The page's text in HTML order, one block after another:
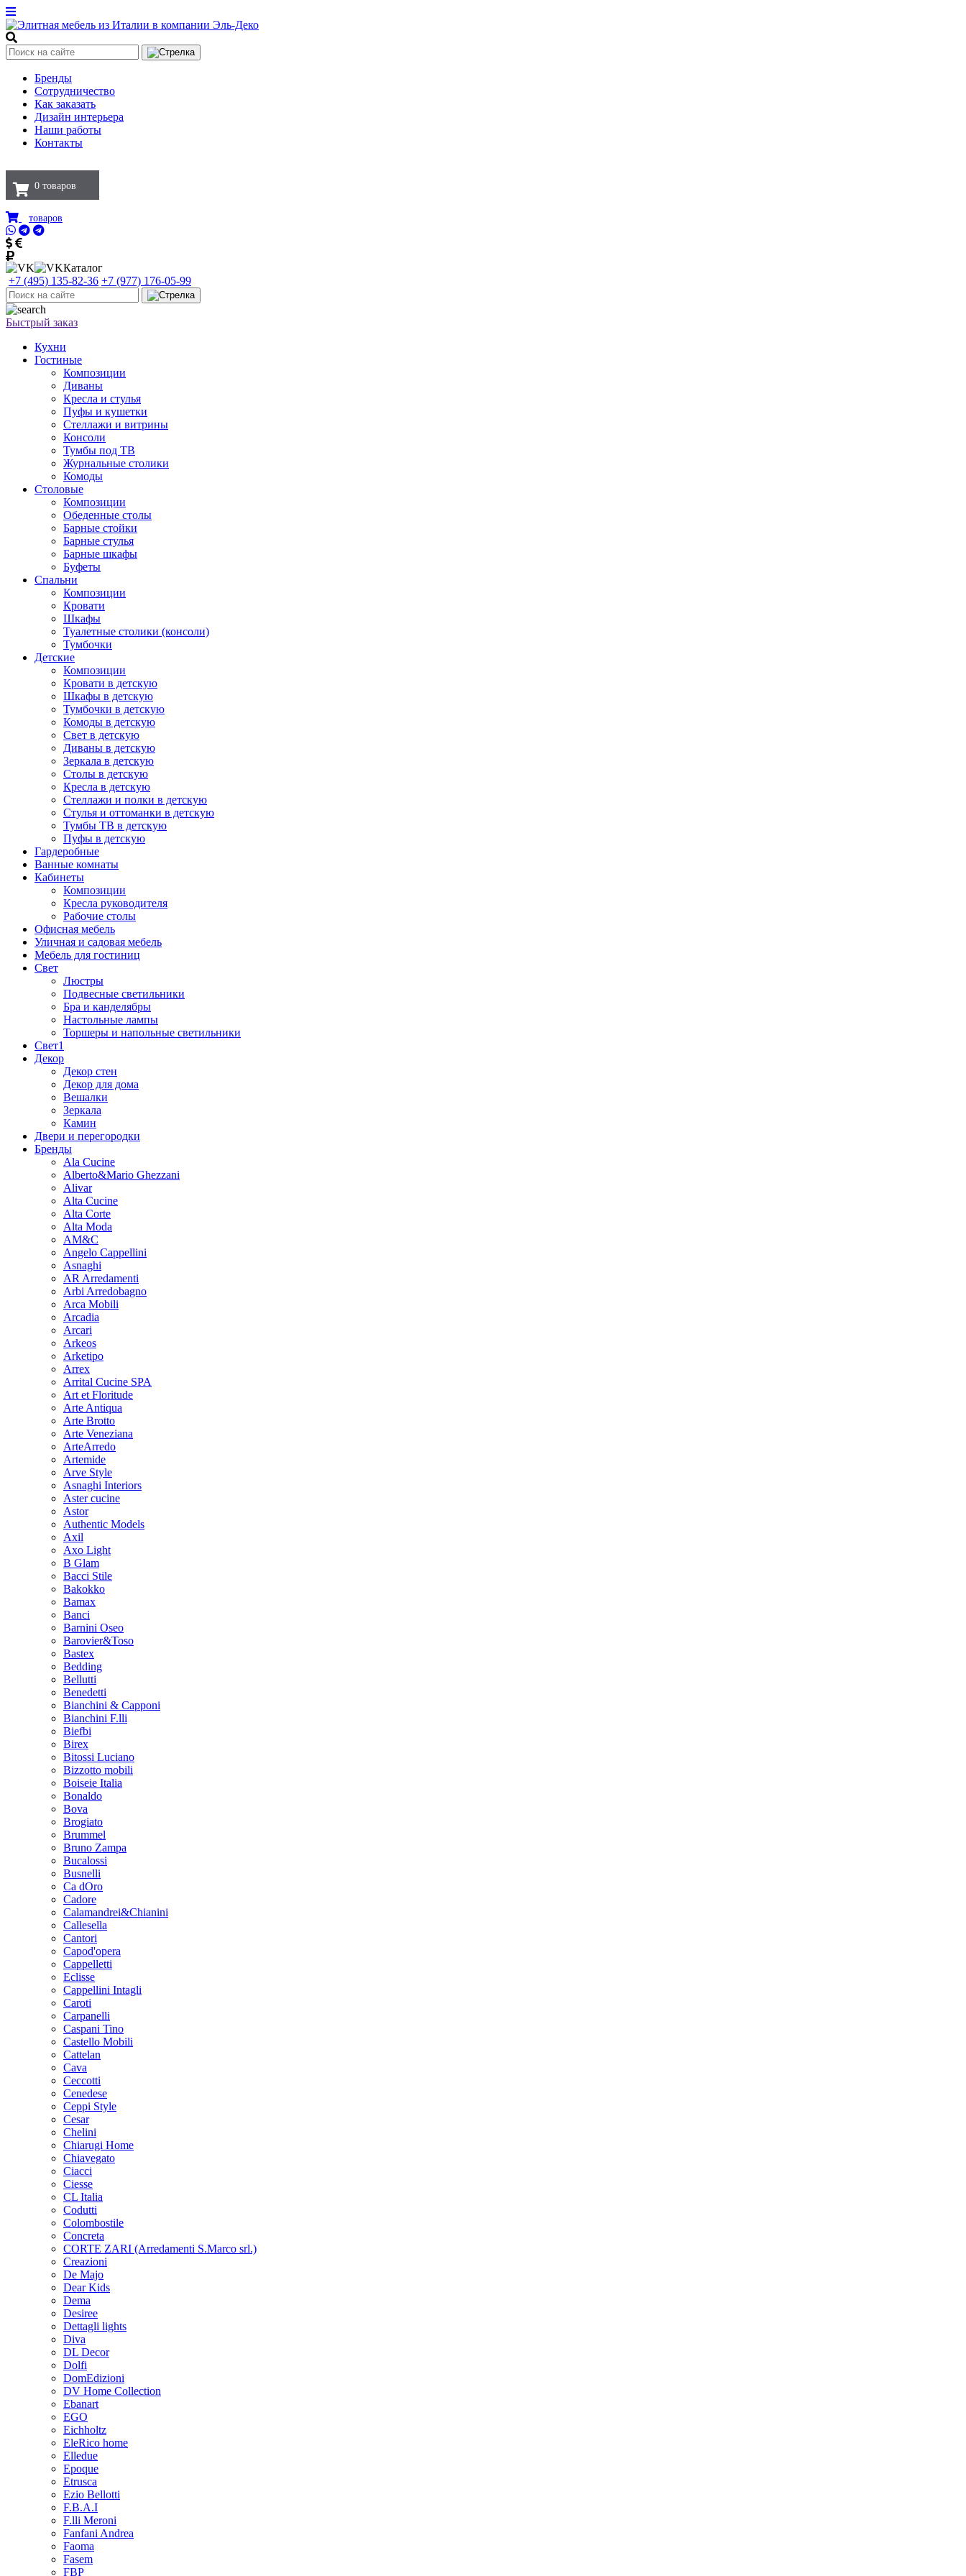
Бренды
Сотрудничество
Как заказать
Дизайн интерьера
Наши работы
Контакты
0 товаров
товаров
Каталог
+7 (495) 135-82-36 +7 (977) 176-05-99
Быстрый заказ
Кухни
Гостиные
Композиции
Диваны
Кресла и стулья
Пуфы и кушетки
Стеллажи и витрины
Консоли
Тумбы под ТВ
Журнальные столики
Комоды
Столовые
Композиции
Обеденные столы
Барные стойки
Барные стулья
Барные шкафы
Буфеты
Спальни
Композиции
Кровати
Шкафы
Туалетные столики (консоли)
Тумбочки
Детские
Композиции
Кровати в детскую
Шкафы в детскую
Тумбочки в детскую
Комоды в детскую
Свет в детскую
Диваны в детскую
Зеркала в детскую
Столы в детскую
Кресла в детскую
Стеллажи и полки в детскую
Стулья и оттоманки в детскую
Тумбы ТВ в детскую
Пуфы в детскую
Гардеробные
Ванные комнаты
Кабинеты
Композиции
Кресла руководителя
Рабочие столы
Офисная мебель
Уличная и садовая мебель
Мебель для гостиниц
Свет
Люстры
Подвесные светильники
Бра и канделябры
Настольные лампы
Торшеры и напольные светильники
Свет1
Декор
Декор стен
Декор для дома
Вешалки
Зеркала
Камин
Двери и перегородки
Бренды
Ala Cucine
Alberto&Mario Ghezzani
Alivar
Alta Cucine
Alta Corte
Alta Moda
AM&C
Angelo Cappellini
Asnaghi
AR Arredamenti
Arbi Arredobagno
Arca Mobili
Arcadia
Arcari
Arkeos
Arketipo
Arrex
Arrital Cucine SPA
Art et Floritude
Arte Antiqua
Arte Brotto
Arte Veneziana
ArteArredo
Artemide
Arve Style
Asnaghi Interiors
Aster cucine
Astor
Authentic Models
Axil
Axo Light
B Glam
Bacci Stile
Bakokko
Bamax
Banci
Barnini Oseo
Barovier&Toso
Bastex
Bedding
Bellutti
Benedetti
Bianchini & Capponi
Bianchini F.lli
Biefbi
Birex
Bitossi Luciano
Bizzotto mobili
Boiseie Italia
Bonaldo
Bova
Brogiato
Brummel
Bruno Zampa
Bucalossi
Busnelli
Ca dOro
Cadore
Calamandrei&Chianini
Callesella
Cantori
Capod'opera
Cappelletti
Eclisse
Cappellini Intagli
Caroti
Carpanelli
Caspani Tino
Castello Mobili
Cattelan
Cava
Ceccotti
Cenedese
Ceppi Style
Cesar
Chelini
Chiarugi Home
Chiavegato
Ciacci
Ciesse
CL Italia
Codutti
Colombostile
Concreta
CORTE ZARI (Arredamenti S.Marco srl.)
Creazioni
De Majo
Dear Kids
Dema
Desiree
Dettagli lights
Diva
DL Decor
Dolfi
DomEdizioni
DV Home Collection
Ebanart
EGO
Eichholtz
EleRico home
Elledue
Epoque
Etrusca
Ezio Bellotti
F.B.A.I
F.lli Meroni
Fanfani Andrea
Faoma
Fasem
FBP